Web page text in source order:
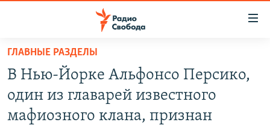
упрощенного
доступа
основному
ПРОГРАММЫ
АВТОРСКИЕ ПРОЕКТЫ
ГЛАВНЫЕ РАЗДЕЛЫ
В Нью-Йорке Альфонсо Персико,
один из главарей известного
мафиозного клана, признан